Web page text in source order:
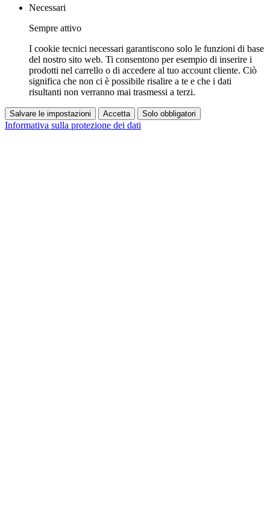
Necessari
Sempre attivo
I cookie tecnici necessari garantiscono solo le funzioni di base
del nostro sito web. Ti consentono per esempio di inserire i
prodotti nel carrello o di accedere al tuo account cliente. Ciò
significa che non ci è possibile risalire a te e che i dati
risultanti non verranno mai trasmessi a terzi.
Salvare le impostazioni Accetta Solo obbligatori
Informativa sulla protezione dei dati